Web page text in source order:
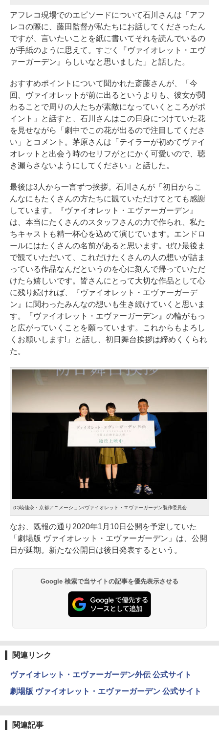
アフレコ現場でのエピソードについて石川さんは「アフ
レコの際に、藤田監督が私たちにお話してくださったん
ですが、言いたいことを紙に書いてそれを読んでいるの
が手紙のように思えて。すごく『ヴァイオレット・エヴ
ァーガーデン』らしいなと思いました」と話した。
おすすめポイントについて聞かれた斎藤さんが、「今
回、ヴァイオレットが前に出るというよりも、彼女が関
わることで周りの人たちが素敵になっていくところがポ
イント」と話すと、石川さんはこの日身につけていた花
を見せながら「劇中でこの花が出るので注目してくださ
い」とコメント。茅原さんは「テイラーが初めてヴァイ
オレットと出会う時のセリフがとにかく可愛いので、聴
き漏らさないようにしてください」と話した。
最後は3人から一言ずつ挨拶。石川さんが「初日からこ
んなにもたくさんの方たちに観ていただけてとても感謝
しています。『ヴァイオレット・エヴァーガーデン』
は、本当にたくさんのスタッフさんの力で作られ、私た
ちキャストも精一杯心を込めて演じています。エンドロ
ールにはたくさんの名前があると思います。ぜひ最後ま
で観ていただいて、これだけたくさんの人の想いが詰ま
っている作品なんだというのを心に刻んで帰っていただ
けたら嬉しいです。皆さんにとって大切な作品として心
に残り続ければ、『ヴァイオレット・エヴァーガーデ
ン』に関わったみんなの想いも生き続けていくと思いま
す。『ヴァイオレット・エヴァーガーデン』の輪がもっ
と広がっていくことを願っています。これからもよろし
くお願いします!」と話し、初日舞台挨拶は締めくくられ
た。
(C)暁佳奈・京都アニメーション/ヴァイオレット・エヴァーガーデン製作委員会
なお、既報の通り2020年1月10日公開を予定していた
「劇場版 ヴァイオレット・エヴァーガーデン」は、公開
日が延期。新たな公開日は後日発表するという。
Google 検索で当サイトの記事を優先表示させる
関連リンク
ヴァイオレット・エヴァーガーデン外伝 公式サイト
劇場版 ヴァイオレット・エヴァーガーデン 公式サイト
関連記事